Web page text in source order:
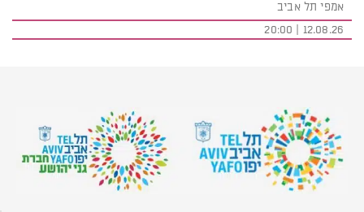
אמפי תל אביב
12.08.26 | 20:00